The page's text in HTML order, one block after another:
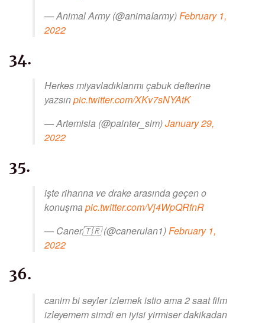
— Animal Army (@animaIarmy)February 1,
2022
34.
Herkes miyavladıklarımı çabuk defterine
yazsınpic.twitter.com/XKv7sNYAtK
— Artemisia (@painter_sim)January 29,
2022
35.
işte rihanna ve drake arasında geçen o
konuşmapic.twitter.com/Vj4WpQRfnR
— Caner🇹🇷 (@canerulan1)February 1,
2022
36.
canim bi seyler izlemek istio ama 2 saat film
izleyemem simdi en iyisi yirmiser dakikadan